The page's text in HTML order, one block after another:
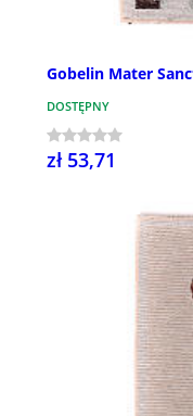
Gobelin Mater
DOSTĘPNY
zł 53,71